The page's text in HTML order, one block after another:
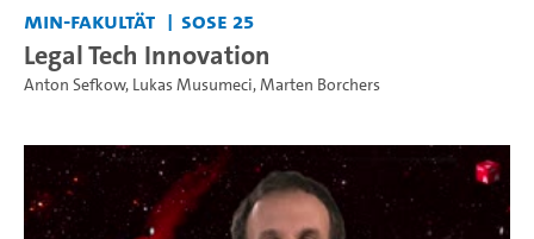
MIN-Fakultät SoSe 25
Legal Tech Innovation
Anton Sefkow, Lukas Musumeci,Marten Borchers